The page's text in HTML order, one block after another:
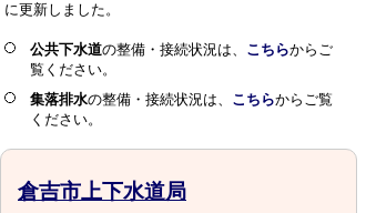
に更新しました。
公共下水道の整備・接続状況は、 こちらからご
覧ください。
集落排水の整備・接続状況は、 こちらからご覧
ください。
倉吉市上下水道局